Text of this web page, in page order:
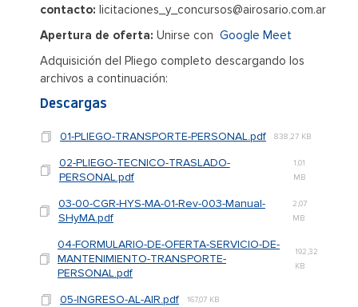
contacto: licitaciones_y_concursos@airosario.com.ar
Apertura de oferta: Unirse con Google Meet
Adquisición del Pliego completo descargando los
archivos a continuación:
Descargas
01-PLIEGO-TRANSPORTE-PERSONAL.pdf 838,27 KB
02-PLIEGO-TECNICO-TRASLADO-
PERSONAL.pdf
1,01
MB
03-00-CGR-HYS-MA-01-Rev-003-Manual-
SHyMA.pdf
2,07
MB
04-FORMULARIO-DE-OFERTA-SERVICIO-DE-
MANTENIMIENTO-TRANSPORTE-
PERSONAL.pdf
192,32
KB
05-INGRESO-AL-AIR.pdf 167,07 KB